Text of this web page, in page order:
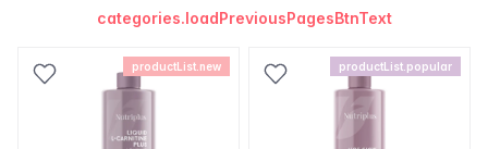
categories.loadPreviousPagesBtnText
productList.new productList.popular